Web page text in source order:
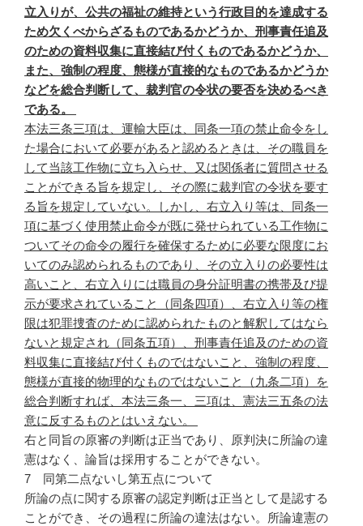
立入りが、公共の福祉の維持という行政目的を達成する
ため欠くべからざるものであるかどうか、刑事責任追及
のための資料収集に直接結び付くものであるかどうか、
また、強制の程度、態様が直接的なものであるかどうか
などを総合判断して、裁判官の令状の要否を決めるべき
である。
本法三条三項は、運輸大臣は、同条一項の禁止命令をし
た場合において必要があると認めるときは、その職員を
して当該工作物に立ち入らせ、又は関係者に質問させる
ことができる旨を規定し、その際に裁判官の令状を要す
る旨を規定していない。しかし、右立入り等は、同条一
項に基づく使用禁止命令が既に発せられている工作物に
ついてその命令の履行を確保するために必要な限度にお
いてのみ認められるものであり、その立入りの必要性は
高いこと、右立入りには職員の身分証明書の携帯及び提
示が要求されていること（同条四項）、右立入り等の権
限は犯罪捜査のために認められたものと解釈してはなら
ないと規定され（同条五項）、刑事責任追及のための資
料収集に直接結び付くものではないこと、強制の程度、
態様が直接的物理的なものではないこと（九条二項）を
総合判断すれば、本法三条一、三項は、憲法三五条の法
意に反するものとはいえない。
右と同旨の原審の判断は正当であり、原判決に所論の違
憲はなく、論旨は採用することができない。
7 同第二点ないし第五点について
所論の点に関する原審の認定判断は正当として是認する
ことができ、その過程に所論の違法はない。所論違憲の